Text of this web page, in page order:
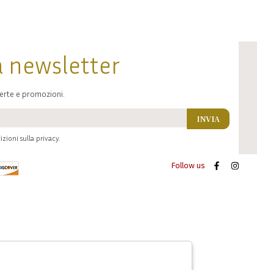
newsletter
e promozioni.
sulla privacy.
INVIA
Follow us